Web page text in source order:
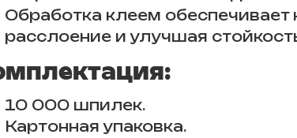
Обработка клеем
расслоение и улучшая
10 000 шпилек.
Картонная упаковка.